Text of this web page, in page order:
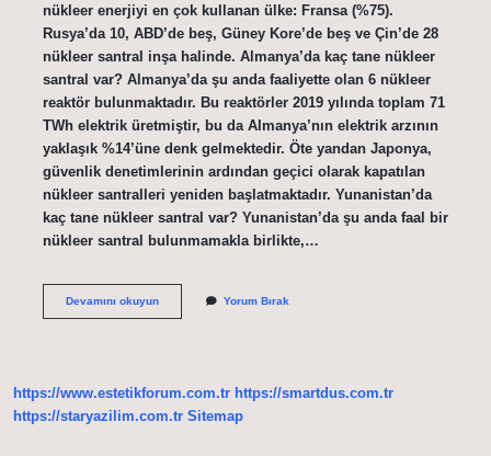
nükleer enerjiyi en çok kullanan ülke: Fransa (%75).
Rusya’da 10, ABD’de beş, Güney Kore’de beş ve Çin’de 28
nükleer santral inşa halinde. Almanya’da kaç tane nükleer
santral var? Almanya’da şu anda faaliyette olan 6 nükleer
reaktör bulunmaktadır. Bu reaktörler 2019 yılında toplam 71
TWh elektrik üretmiştir, bu da Almanya’nın elektrik arzının
yaklaşık %14’üne denk gelmektedir. Öte yandan Japonya,
güvenlik denetimlerinin ardından geçici olarak kapatılan
nükleer santralleri yeniden başlatmaktadır. Yunanistan’da
kaç tane nükleer santral var? Yunanistan’da şu anda faal bir
nükleer santral bulunmamakla birlikte,…
Devamını okuyunRusyada
Yorum Bırak
https://www.estetikforum.com.tr https://smartdus.com.tr
https://staryazilim.com.tr Sitemap